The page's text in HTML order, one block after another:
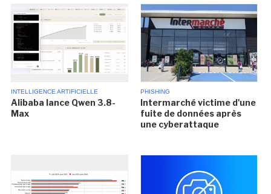
INTELLIGENCE ARTIFICIELLE
Alibaba lance Qwen 3.8-
Max
PHISHING
Intermarché victime d'une
fuite de données après
une cyberattaque